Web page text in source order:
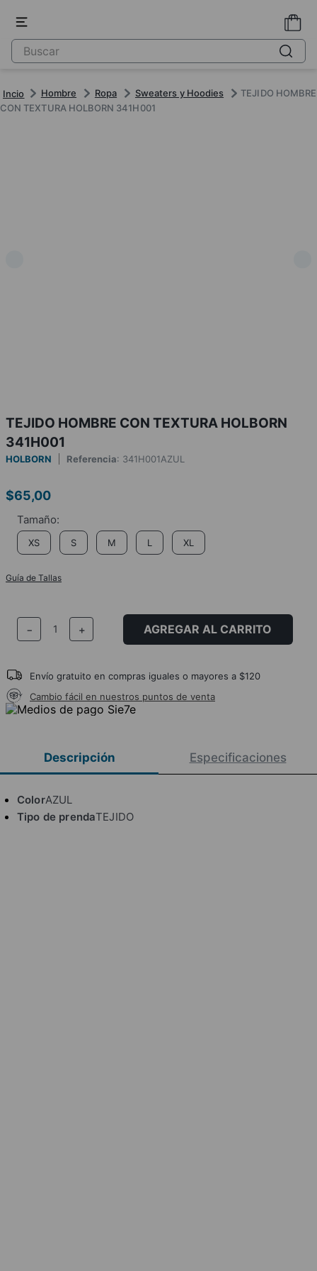
Hombre Ropa Sweaters y Hoodies
TEJIDO HOMBRE
CON TEXTURA HOLBORN 341H001
TEJIDO HOMBRE CON TEXTURA HOLBORN
341H001
HOLBORN Referencia: 341H001AZUL
$65,00
XS S M L XL
Guía de Tallas
＋
－ AGREGAR AL CARRITO
Envío gratuito en compras iguales o mayores a $120
Cambio fácil en nuestros puntos de venta
Descripción Especificaciones
ColorAZUL
Tipo de prendaTEJIDO